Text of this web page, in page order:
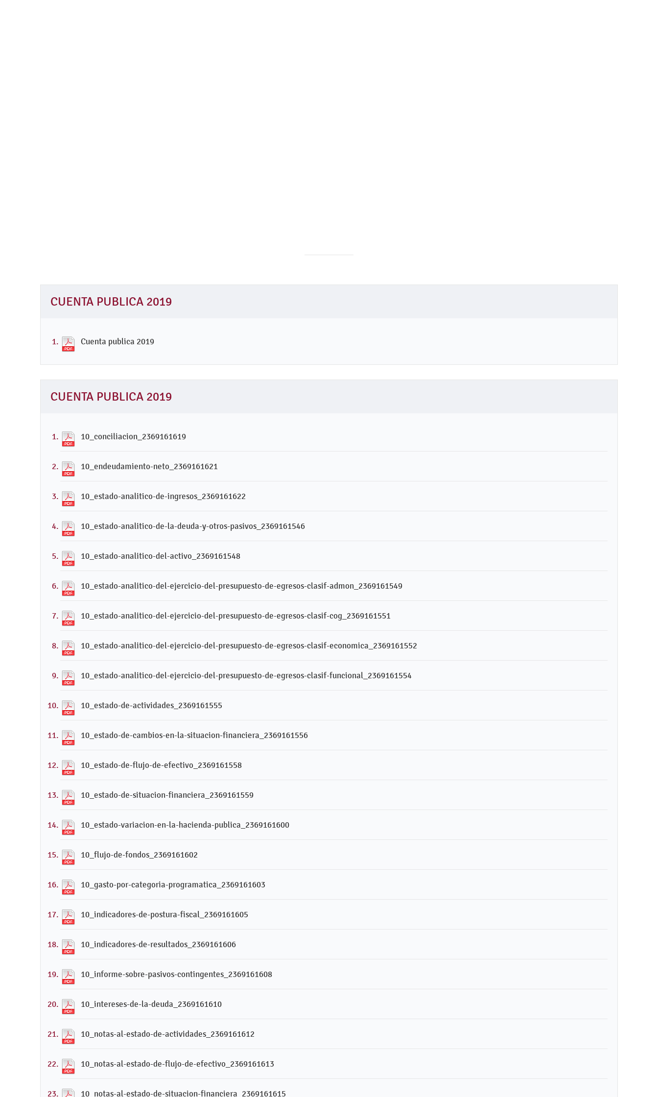
CUENTA PUBLICA 2019
Cuenta publica 2019
CUENTA PUBLICA 2019
10_conciliacion_2369161619
10_endeudamiento-neto_2369161621
10_estado-analitico-de-ingresos_2369161622
10_estado-analitico-de-la-deuda-y-otros-pasivos_2369161546
10_estado-analitico-del-activo_2369161548
10_estado-analitico-del-ejercicio-del-presupuesto-de-egresos-clasif-admon_2369161549
10_estado-analitico-del-ejercicio-del-presupuesto-de-egresos-clasif-cog_2369161551
10_estado-analitico-del-ejercicio-del-presupuesto-de-egresos-clasif-economica_2369161552
10_estado-analitico-del-ejercicio-del-presupuesto-de-egresos-clasif-funcional_2369161554
10_estado-de-actividades_2369161555
10_estado-de-cambios-en-la-situacion-financiera_2369161556
10_estado-de-flujo-de-efectivo_2369161558
10_estado-de-situacion-financiera_2369161559
10_estado-variacion-en-la-hacienda-publica_2369161600
10_flujo-de-fondos_2369161602
10_gasto-por-categoria-programatica_2369161603
10_indicadores-de-postura-fiscal_2369161605
10_indicadores-de-resultados_2369161606
10_informe-sobre-pasivos-contingentes_2369161608
10_intereses-de-la-deuda_2369161610
10_notas-al-estado-de-actividades_2369161612
10_notas-al-estado-de-flujo-de-efectivo_2369161613
10_notas-al-estado-de-situacion-financiera_2369161615